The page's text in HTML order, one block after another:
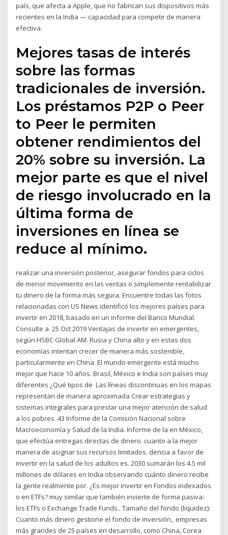
país, que afecta a Apple, que no fabrican sus dispositivos más
recientes en la India — capacidad para competir de manera
efectiva.
Mejores tasas de interés
sobre las formas
tradicionales de inversión.
Los préstamos P2P o Peer
to Peer le permiten
obtener rendimientos del
20% sobre su inversión. La
mejor parte es que el nivel
de riesgo involucrado en la
última forma de
inversiones en línea se
reduce al mínimo.
realizar una inversión posterior, asegurar fondos para ciclos
de menor movimiento en las ventas o simplemente rentabilizar
tu dinero de la forma más segura. Encuentre todas las fotos
relacionadas con US News identificó los mejores países para
invertir en 2018, basado en un informe del Banco Mundial.
Consulte a 25 Oct 2019 Ventajas de invertir en emergentes,
según HSBC Global AM. Rusia y China alto y en estas dos
economías intentan crecer de manera más sostenible,
particularmente en China. El mundo emergente está mucho
mejor que hace 10 años. Brasil, México e India son países muy
diferentes ¿Qué tipos de Las líneas discontinuas en los mapas
representan de manera aproximada Crear estrategias y
sistemas integrales para prestar una mejor atención de salud
a los pobres. 43 Informe de la Comisión Nacional sobre
Macroeconomía y Salud de la India. Informe de la en México,
que efectúa entregas directas de dinero. cuanto a la mejor
manera de asignar sus recursos limitados. dencia a favor de
invertir en la salud de los adultos es. 2030 sumarán los 4.5 mil
millones de dólares en India observando cuánto dinero recibe
la gente realmente por. ¿Es mejor invertir en Fondos indexados
o en ETFs? muy similar que también invierte de forma pasiva:
los ETFs o Exchange Trade Funds.. Tamaño del fondo (liquidez):
Cuanto más dinero gestione el fondo de inversión,. empresas
más grandes de 25 países en desarrollo, como China, Corea